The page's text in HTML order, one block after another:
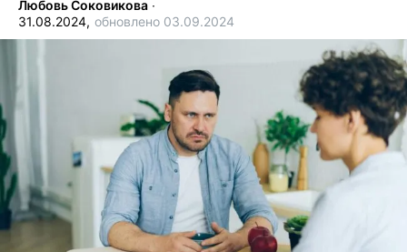
Любовь Соковикова ∙
31.08.2024, обновлено 03.09.2024